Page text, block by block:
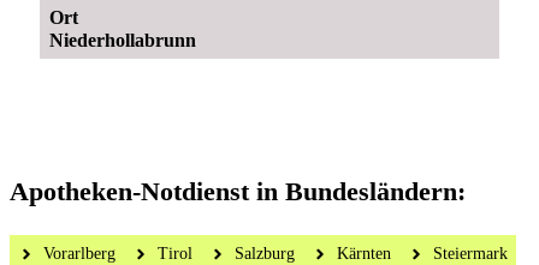
Ort
Niederhollabrunn
Apotheken-Notdienst in Bundesländern:
Vorarlberg Tirol Salzburg Kärnten Steiermark